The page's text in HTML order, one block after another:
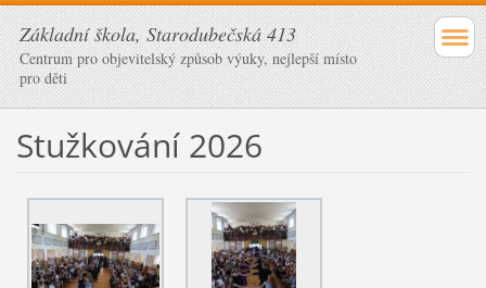
Základní škola, Starodubečská 413
Centrum pro objevitelský způsob výuky, nejlepší místo
pro děti
Stužkování 2026